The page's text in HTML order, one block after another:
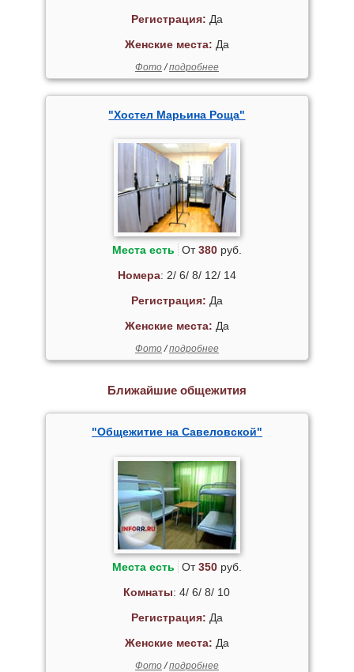
Регистрация: Да
Женские места: Да
Фото/подробнее
"Хостел Марьина Роща"
Места есть От380руб.
Номера: 2/ 6/ 8/ 12/ 14
Регистрация: Да
Женские места: Да
Фото/подробнее
Ближайшие общежития
"Общежитие на Савеловской"
Места есть От350руб.
Комнаты: 4/ 6/ 8/ 10
Регистрация: Да
Женские места: Да
Фото/подробнее